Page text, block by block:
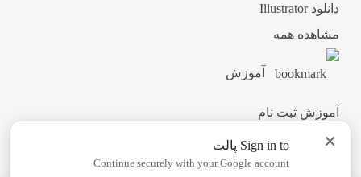
دانلود Illustrator
مشاهده همه
آموزش
آموزش ثبت نام
آموزش دانلود
آموزش ویرایش طرح ها
× Sign in to پالت
Continue securely with your Google account